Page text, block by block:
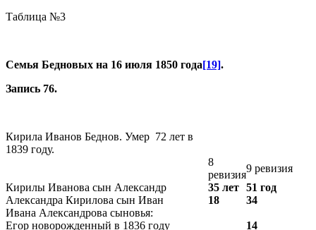
Таблица №3
Семья Бедновых на 16 июля 1850 года[19].
Запись 76.
Кирила Иванов Беднов. Умер 72 лет в
1839 году.
8
ревизия
9 ревизия
Кирилы Иванова сын Александр
35 лет 51 год
Александра Кирилова сын Иван
18
34
Ивана Александрова сыновья:
Егор новорожденный в 1836 году
14